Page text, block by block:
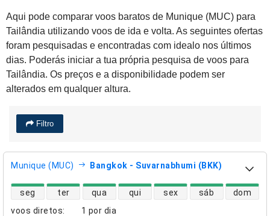
Aqui pode comparar voos baratos de Munique (MUC) para
Tailândia utilizando voos de ida e volta. As seguintes ofertas
foram pesquisadas e encontradas com idealo nos últimos
dias. Poderás iniciar a tua própria pesquisa de voos para
Tailândia. Os preços e a disponibilidade podem ser
alterados em qualquer altura.
Filtro
Munique (MUC) Bangkok - Suvarnabhumi (BKK)
voos diretos:
1 por dia
disponibilidade de voos diretos
seg ter qua qui sex sáb dom